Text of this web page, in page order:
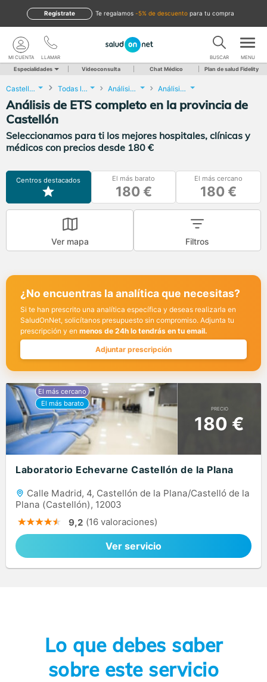
te regalamos -5% de descuento para tu compra
Regístrate
LLAMAR
MI CUENTA BUSCAR MENU
Especialidades Videoconsulta Chat Médico Plan de salud Fidelity
Castellón Todas las localidades Análisis Clínicos Análisis de ETS completo
Análisis de ETS completo en la provincia de
Castellón
Seleccionamos para ti los mejores hospitales, clínicas y
médicos con precios desde 180 €
Centros destacados El más barato
180 €
El más cercano
180 €
Ver mapa Filtros
¿No encuentras la analítica que necesitas?
Si te han prescrito una analítica específica y deseas realizarla en
SaludOnNet, solicítanos presupuesto sin compromiso. Adjunta tu
prescripción y en menos de 24h lo tendrás en tu email.
Adjuntar prescripción
PRECIO
180 €
Laboratorio Echevarne Castellón de la Plana
Calle Madrid, 4, Castellón de la Plana/Castelló de la
Plana (Castellón), 12003
9,2 (16 valoraciones)
Ver servicio
Lo que debes saber
sobre este servicio